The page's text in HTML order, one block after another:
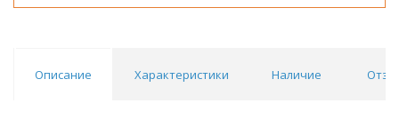
Описание Характеристики Наличие